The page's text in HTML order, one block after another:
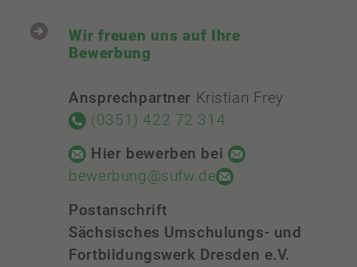
Wir freuen uns auf Ihre
Bewerbung
Ansprechpartner Kristian Frey
(0351) 422 72 314
Hier bewerben bei
bewerbung@sufw.de
Postanschrift
Sächsisches Umschulungs- und
Fortbildungswerk Dresden e.V.